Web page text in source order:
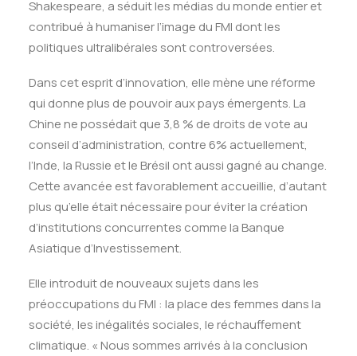
Shakespeare, a séduit les médias du monde entier et
contribué à humaniser l’image du FMI dont les
politiques ultralibérales sont controversées.
Dans cet esprit d’innovation, elle mène une réforme
qui donne plus de pouvoir aux pays émergents. La
Chine ne possédait que 3,8 % de droits de vote au
conseil d’administration, contre 6% actuellement,
l’Inde, la Russie et le Brésil ont aussi gagné au change.
Cette avancée est favorablement accueillie, d’autant
plus qu’elle était nécessaire pour éviter la création
d’institutions concurrentes comme la Banque
Asiatique d’Investissement.
Elle introduit de nouveaux sujets dans les
préoccupations du FMI : la place des femmes dans la
société, les inégalités sociales, le réchauffement
climatique. « Nous sommes arrivés à la conclusion